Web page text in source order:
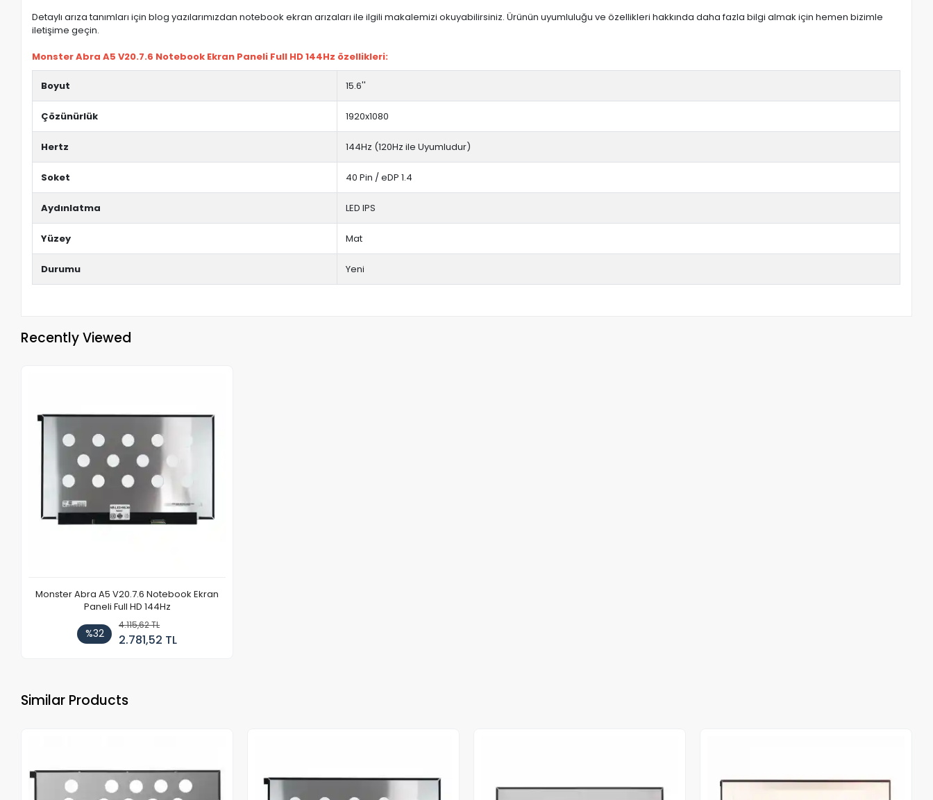
Detaylı arıza tanımları için blog yazılarımızdan notebook ekran arızaları ile ilgili makalemizi okuyabilirsiniz. Ürünün uyumluluğu ve özellikleri hakkında daha fazla bilgi almak için hemen bizimle
iletişime geçin.
Monster Abra A5 V20.7.6 Notebook Ekran Paneli Full HD 144Hz özellikleri:
Boyut 15.6''
Çözünürlük 1920x1080
Hertz 144Hz (120Hz ile Uyumludur)
Soket 40 Pin / eDP 1.4
Aydınlatma LED IPS
Yüzey Mat
Durumu Yeni
Recently Viewed
Monster Abra A5 V20.7.6 Notebook Ekran
Paneli Full HD 144Hz
%32
4.115,62 TL
2.781,52 TL
Similar Products